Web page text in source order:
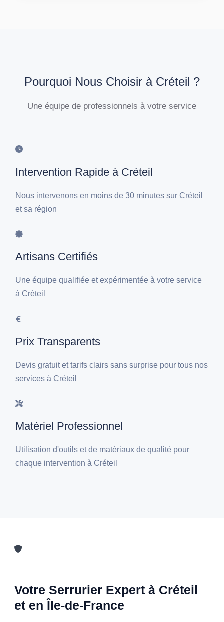
Pourquoi Nous Choisir à Créteil ?
Une équipe de professionnels à votre service
Intervention Rapide à Créteil
Nous intervenons en moins de 30 minutes sur Créteil
et sa région
Artisans Certifiés
Une équipe qualifiée et expérimentée à votre service
à Créteil
Prix Transparents
Devis gratuit et tarifs clairs sans surprise pour tous nos
services à Créteil
Matériel Professionnel
Utilisation d'outils et de matériaux de qualité pour
chaque intervention à Créteil
Votre Serrurier Expert à Créteil
et en Île-de-France